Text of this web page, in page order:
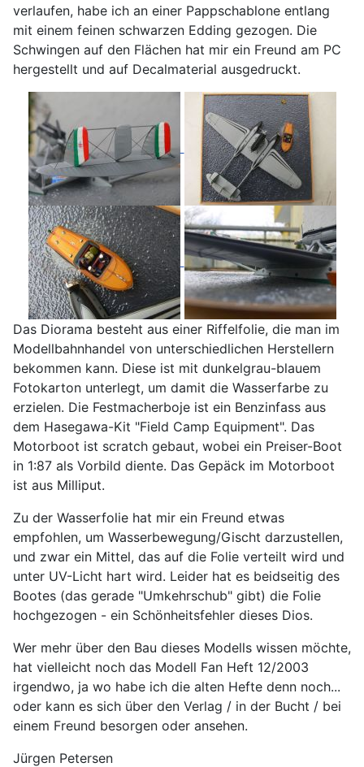
verlaufen, habe ich an einer Pappschablone entlang
mit einem feinen schwarzen Edding gezogen. Die
Schwingen auf den Flächen hat mir ein Freund am PC
hergestellt und auf Decalmaterial ausgedruckt.
Das Diorama besteht aus einer Riffelfolie, die man im
Modellbahnhandel von unterschiedlichen Herstellern
bekommen kann. Diese ist mit dunkelgrau-blauem
Fotokarton unterlegt, um damit die Wasserfarbe zu
erzielen. Die Festmacherboje ist ein Benzinfass aus
dem Hasegawa-Kit "Field Camp Equipment". Das
Motorboot ist scratch gebaut, wobei ein Preiser-Boot
in 1:87 als Vorbild diente. Das Gepäck im Motorboot
ist aus Milliput.
Zu der Wasserfolie hat mir ein Freund etwas
empfohlen, um Wasserbewegung/Gischt darzustellen,
und zwar ein Mittel, das auf die Folie verteilt wird und
unter UV-Licht hart wird. Leider hat es beidseitig des
Bootes (das gerade "Umkehrschub" gibt) die Folie
hochgezogen - ein Schönheitsfehler dieses Dios.
Wer mehr über den Bau dieses Modells wissen möchte,
hat vielleicht noch das Modell Fan Heft 12/2003
irgendwo, ja wo habe ich die alten Hefte denn noch...
oder kann es sich über den Verlag / in der Bucht / bei
einem Freund besorgen oder ansehen.
Jürgen Petersen